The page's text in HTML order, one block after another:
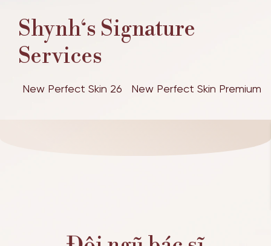
Shynh‘s Signature
Services
New Perfect Skin 26 New Perfect Skin Premium